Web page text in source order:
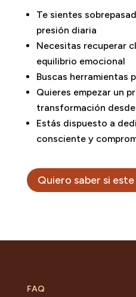
Te sientes
presión diaria
Necesitas recuperar
equilibrio emocional
Buscas herramientas
Quieres empezar un
transformación
Estás dispuesto a
consciente y
Quiero saber si
FAQ